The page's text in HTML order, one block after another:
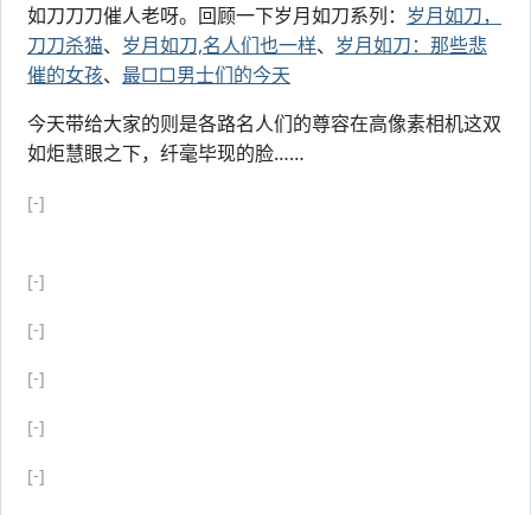
如刀刀刀催人老呀。回顾一下岁月如刀系列： 岁月如刀，
刀刀杀猫、 岁月如刀,名人们也一样、 岁月如刀：那些悲
催的女孩、 最□□男士们的今天
今天带给大家的则是各路名人们的尊容在高像素相机这双
如炬慧眼之下，纤毫毕现的脸……
[-]
[-]
[-]
[-]
[-]
[-]